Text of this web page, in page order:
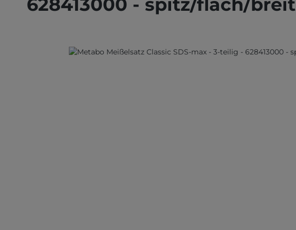
Bildergalerie überspringen